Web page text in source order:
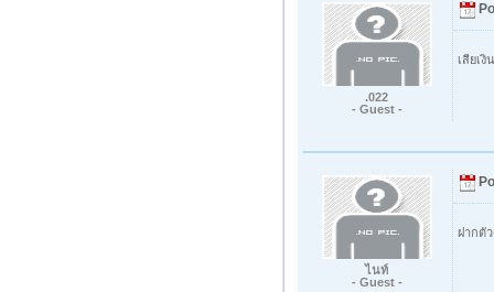
.022
- Guest -
เสียเงิ
ไนท์
- Guest -
ฝากตั